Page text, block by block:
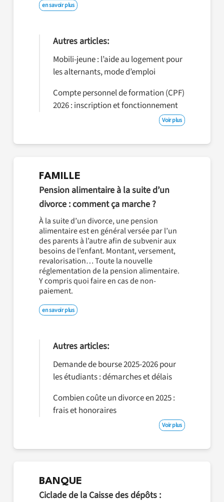
en savoir plus
Autres articles:
Mobili-jeune : l’aide au logement pour
les alternants, mode d’emploi
Compte personnel de formation (CPF)
2026 : inscription et fonctionnement
Voir plus
FAMILLE
Pension alimentaire à la suite d’un
divorce : comment ça marche ?
À la suite d’un divorce, une pension
alimentaire est en général versée par l’un
des parents à l’autre afin de subvenir aux
besoins de l’enfant. Montant, versement,
revalorisation… Toute la nouvelle
réglementation de la pension alimentaire.
Y compris quoi faire en cas de non-
paiement.
en savoir plus
Autres articles:
Demande de bourse 2025-2026 pour
les étudiants : démarches et délais
Combien coûte un divorce en 2025 :
frais et honoraires
Voir plus
BANQUE
Ciclade de la Caisse des dépôts :